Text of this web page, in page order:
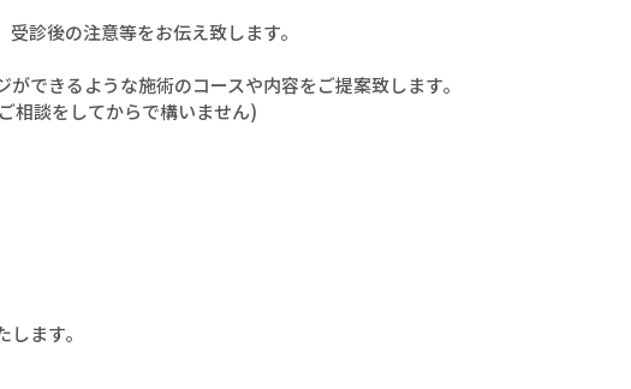
診後の注意等をお伝え致します。
できるような施術のコースや内容をご提案致します。
相談をしてからで構いません)
ます。